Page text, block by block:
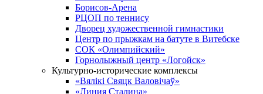
Борисов-Арена
РЦОП по теннису
Дворец художественной гимнастики
Центр по прыжкам на батуте в Витебске
СОК «Олимпийский»
Горнолыжный центр «Логойск»
Культурно-исторические комплексы
«Вялікі Свяцк Валовічаў»
«Линия Сталина»